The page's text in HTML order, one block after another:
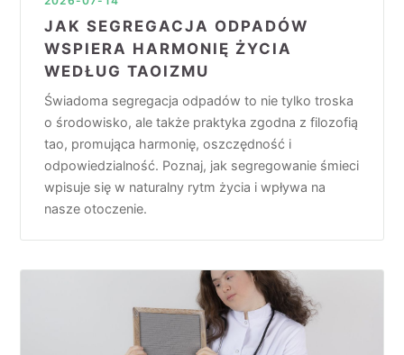
JAK SEGREGACJA ODPADÓW
WSPIERA HARMONIĘ ŻYCIA
WEDŁUG TAOIZMU
Świadoma segregacja odpadów to nie tylko troska
o środowisko, ale także praktyka zgodna z filozofią
tao, promująca harmonię, oszczędność i
odpowiedzialność. Poznaj, jak segregowanie śmieci
wpisuje się w naturalny rytm życia i wpływa na
nasze otoczenie.